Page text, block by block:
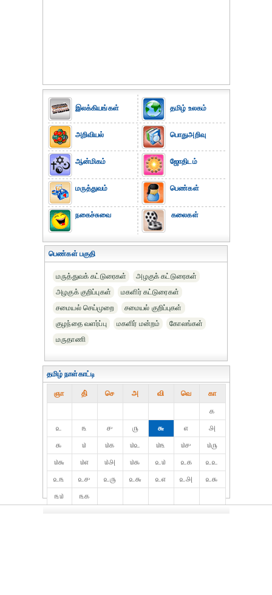
இலக்கியங்கள்
அறிவியல்
ஆன்மிகம்
மருத்துவம்
நகைச்சுவை
தமிழ் உலகம்
பொதுஅறிவு
ஜோதிடம்
பெண்கள்
கலைகள்
பெண்கள் பகுதி
மருத்துவக் கட்டுரைகள்
அழகுக் கட்டுரைகள்
அழகுக் குறிப்புகள்
மகளிர் கட்டுரைகள்
சமையல் செய்முறை
சமையல் குறிப்புகள்
குழந்தை வளர்ப்பு
மகளிர் மன்றம்
கோலங்கள்
மருதாணி
தமிழ் நாள்காட்டி
ஞா தி் செ அ வி வெ கா
௧
௨
௩ ௪ ௫ ௬ ௭
௮
௯
௰ ௰௧ ௰௨ ௰௩ ௰௪
௰௫
௰௬
௰௭ ௰௮ ௰௯ ௨௰ ௨௧
௨௨
௨௩
௨௪ ௨௫ ௨௬ ௨௭ ௨௮
௨௯
௩௰
௩௧